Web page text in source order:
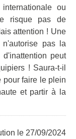
ou
risque pas de
attention ! Une
pas la
peut
! Saura-t-il
pour faire le plein
et partir à la
le 27/09/2024